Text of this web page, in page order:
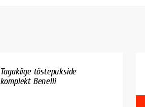
Tagakiige tõstepukside
komplekt Benelli